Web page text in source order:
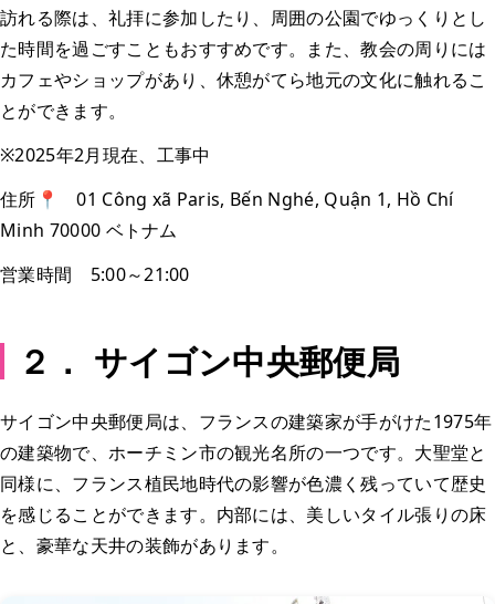
訪れる際は、礼拝に参加したり、周囲の公園でゆっくりとし
た時間を過ごすこともおすすめです。また、教会の周りには
カフェやショップがあり、休憩がてら地元の文化に触れるこ
とができます。
※2025年2月現在、工事中
住所📍 01 Công xã Paris, Bến Nghé, Quận 1, Hồ Chí
Minh 70000 ベトナム
営業時間 5:00～21:00
２． サイゴン中央郵便局
サイゴン中央郵便局は、フランスの建築家が手がけた1975年
の建築物で、ホーチミン市の観光名所の一つです。大聖堂と
同様に、フランス植民地時代の影響が色濃く残っていて歴史
を感じることができます。内部には、美しいタイル張りの床
と、豪華な天井の装飾があります。